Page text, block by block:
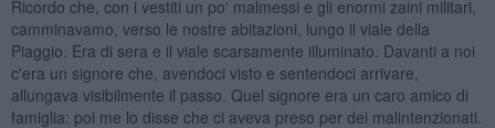
Ricordo che, con i vestiti un po' malmessi e gli enormi zaini militari,
camminavamo, verso le nostre abitazioni, lungo il viale della
Piaggio. Era di sera e il viale scarsamente illuminato. Davanti a noi
c'era un signore che, avendoci visto e sentendoci arrivare,
allungava visibilmente il passo. Quel signore era un caro amico di
famiglia: poi me lo disse che ci aveva preso per dei malintenzionati.